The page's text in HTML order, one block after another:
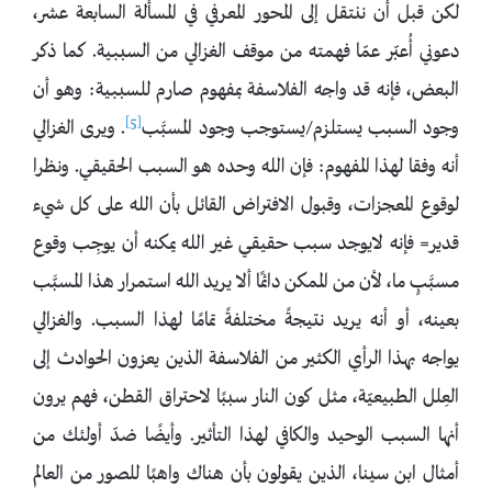
لكن قبل أن ننتقل إلى المحور المعرفي في المسألة السابعة عشر،
دعوني أُعبّر عمّا فهمته من موقف الغزالي من السببية. كما ذكر
البعض، فإنه قد واجه الفلاسفة بمفهوم صارم للسببية: وهو أن
وجود السبب يستلزم/يستوجب وجود المسبَّب[5]
. ويرى الغزالي
أنه وفقا لهذا المفهوم: فإن الله وحده هو السبب الحقيقي. ونظرا
لوقوع المعجزات، وقبول الافتراض القائل بأن الله على كل شيء
قدير= فإنه لايوجد سبب حقيقي غير الله يمكنه أن يوجِب وقوع
مسبَّبٍ ما، لأن من الممكن دائمًا ألا يريد الله استمرار هذا المسبَّب
بعينه، أو أنه يريد نتيجةً مختلفةً تمامًا لهذا السبب. والغزالي
يواجه بهذا الرأي الكثير من الفلاسفة الذين يعزون الحوادث إلى
العِلل الطبيعيّة، مثل كون النار سببًا لاحتراق القطن، فهم يرون
أنها السبب الوحيد والكافي لهذا التأثير. وأيضًا ضدّ أولئك من
أمثال ابن سينا، الذين يقولون بأن هناك واهبًا للصور من العالم